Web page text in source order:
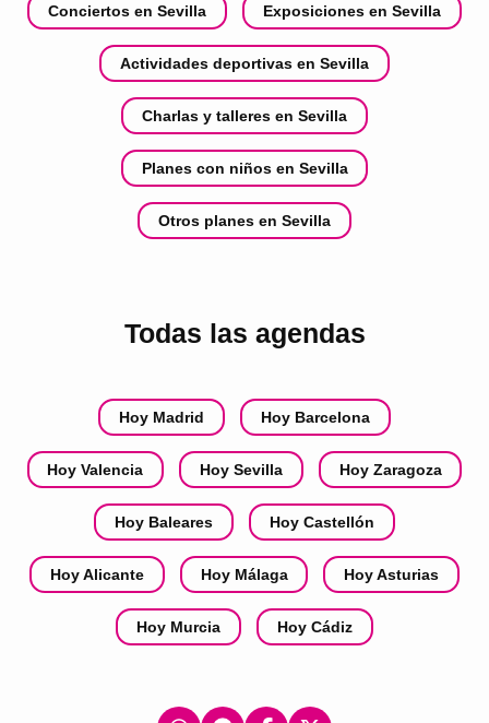
Conciertos en Sevilla Exposiciones en Sevilla
Actividades deportivas en Sevilla
Charlas y talleres en Sevilla
Planes con niños en Sevilla
Otros planes en Sevilla
Todas las agendas
Hoy Madrid Hoy Barcelona
Hoy Valencia Hoy Sevilla Hoy Zaragoza
Hoy Baleares Hoy Castellón
Hoy Alicante Hoy Málaga Hoy Asturias
Hoy Murcia Hoy Cádiz